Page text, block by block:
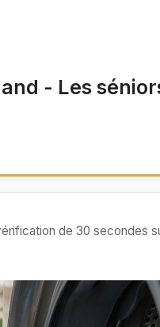
- Les
de 30 secondes